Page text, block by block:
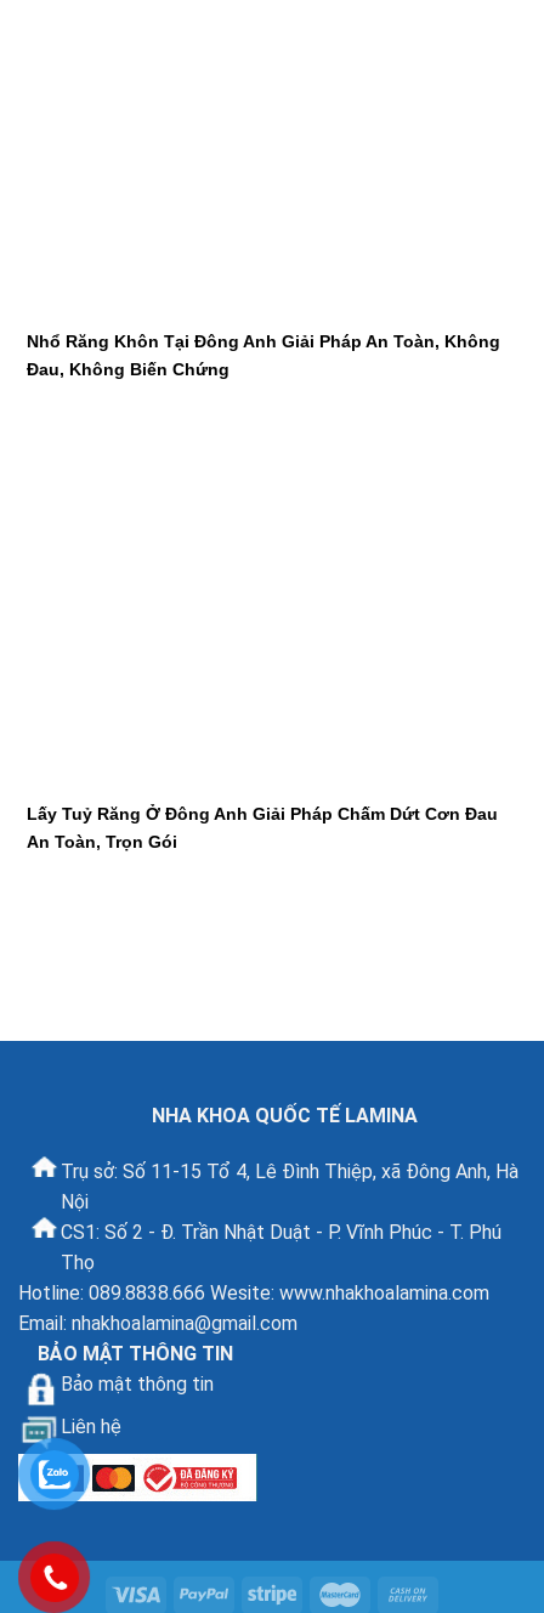
Nhổ Răng Khôn Tại Đông Anh Giải Pháp An Toàn, Không
Đau, Không Biến Chứng
Lấy Tuỷ Răng Ở Đông Anh Giải Pháp Chấm Dứt Cơn Đau
An Toàn, Trọn Gói
NHA KHOA QUỐC TẾ LAMINA
Trụ sở: Số 11-15 Tổ 4, Lê Đình Thiệp, xã Đông Anh, Hà
Nội
CS1: Số 2 - Đ. Trần Nhật Duật - P. Vĩnh Phúc - T. Phú
Thọ
Hotline: 089.8838.666 Wesite: www.nhakhoalamina.com
Email: nhakhoalamina@gmail.com
BẢO MẬT THÔNG TIN
Bảo mật thông tin
Liên hệ